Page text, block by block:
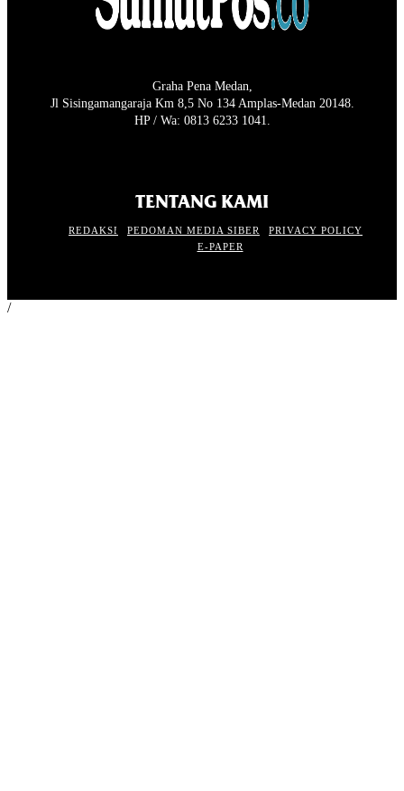
Graha Pena Medan,
Jl Sisingamangaraja Km 8,5 No 134 Amplas-Medan 20148.
HP / Wa: 0813 6233 1041.
TENTANG KAMI
REDAKSI PEDOMAN MEDIA SIBER
PRIVACY POLICY
E-PAPER
/